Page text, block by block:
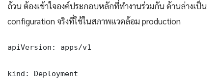
ถ้วน ต้องเข้าใจองค์ประกอบหลักที่ทำงานร่วมกัน ด้านล่างเป็น
configuration จริงที่ใช้ในสภาพแวดล้อม production
apiVersion: apps/v1
kind: Deployment